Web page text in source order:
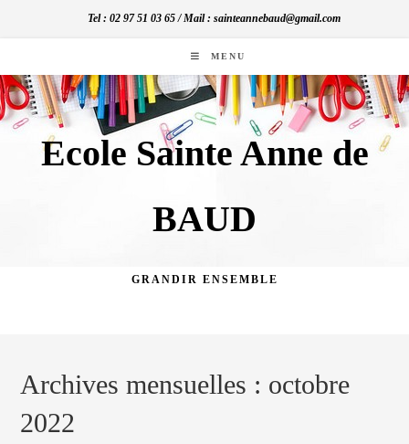
Tel : 02 97 51 03 65 / Mail : sainteannebaud@gmail.com
MENU
Ecole Sainte Anne de
BAUD
GRANDIR ENSEMBLE
Archives mensuelles : octobre
2022